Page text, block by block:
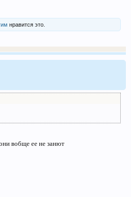
нравится это.
вобще ее не занют